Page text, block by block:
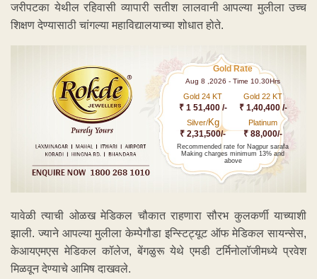
जरीपटका येथील रहिवासी व्यापारी सतीश लालवानी आपल्या मुलीला उच्च
शिक्षण देण्यासाठी चांगल्या महाविद्यालयाच्या शोधात होते.
Gold Rate
Aug 8 ,2026 - Time 10.30Hrs
Gold 24 KT
₹ 1 51,400 /-
Gold 22 KT
₹ 1,40,400 /-
Silver/Kg
₹ 2,31,500/-
Platinum
₹ 88,000/-
Recommended rate for Nagpur sarafa
Making charges minimum 13% and
above
यावेळी त्याची ओळख मेडिकल चौकात राहणारा सौरभ कुलकर्णी याच्याशी
झाली. ज्याने आपल्या मुलीला केम्पेगौडा इन्स्टिट्यूट ऑफ मेडिकल सायन्सेस,
केआयएमएस मेडिकल कॉलेज, बेंगळुरू येथे एमडी टर्मिनोलॉजीमध्ये प्रवेश
मिळवून देण्याचे आमिष दाखवले.